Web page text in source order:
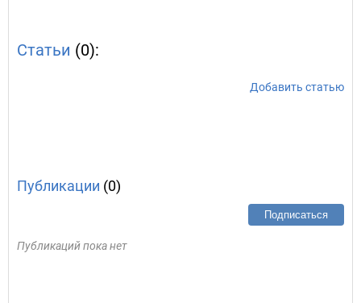
Статьи (0):
Добавить статью
Публикации (0)
Подписаться
Публикаций пока нет